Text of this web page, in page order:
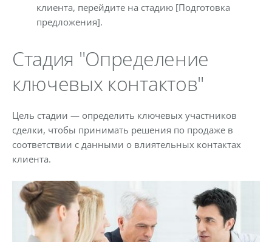
клиента, перейдите на стадию [Подготовка
предложения].
Стадия "Определение
ключевых контактов"
Цель стадии — определить ключевых участников
сделки, чтобы принимать решения по продаже в
соответствии с данными о влиятельных контактах
клиента.